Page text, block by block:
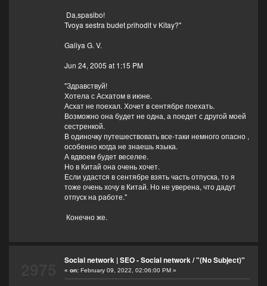
Da,spasibo!
Tvoya sestra budet prihodit v Kitay?"
Galiya G. V.
Jun 24, 2005 at 1:15 PM
"Здравствуй!
Хотела с Асхатом в июне.
Асхат не поехал. Хочет в сентябре поехать.
Возможно она будет не одна, а поедет с другой моей
сестренкой.
В одиночку путешествовать все-таки немного опасно ,
особенно когда не знаешь языка.
А вдвоем будет веселее.
Но в Китай она очень хочет.
Если удастся в сентябре взять часть отпуска, то я
тоже очень хочу в Китай. Но не уверена, что дадут
отпуск на работе."
Конечно же.
Social network | SEO - Social network/"(No Subject)"
« on:February 09, 2022, 02:06:00 PM »